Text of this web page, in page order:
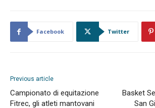
Facebook Twitter
Previous article
Campionato di equitazione
Fitrec, gli atleti mantovani
Basket
San